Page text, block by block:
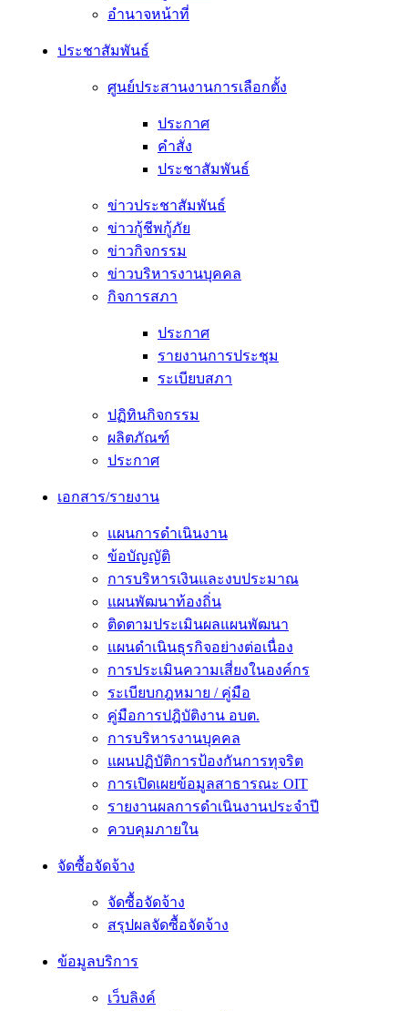
อํานาจหน้าที่
ประชาสัมพันธ์
ศูนย์ประสานงานการเลือกตั้ง
ประกาศ
คำสั่ง
ประชาสัมพันธ์
ข่าวประชาสัมพันธ์
ข่าวกู้ชีพกู้ภัย
ข่าวกิจกรรม
ข่าวบริหารงานบุคคล
กิจการสภา
ประกาศ
รายงานการประชุม
ระเบียบสภา
ปฏิทินกิจกรรม
ผลิตภัณฑ์
ประกาศ
เอกสาร/รายงาน
แผนการดำเนินงาน
ข้อบัญญัติ
การบริหารเงินและงบประมาณ
แผนพัฒนาท้องถิ่น
ติดตามประเมินผลแผนพัฒนา
แผนดำเนินธุรกิจอย่างต่อเนื่อง
การประเมินความเสี่ยงในองค์กร
ระเบียบกฎหมาย / คู่มือ
คู่มือการปฎิบัติงาน อบต.
การบริหารงานบุคคล
แผนปฏิบัติการป้องกันการทุจริต
การเปิดเผยข้อมูลสาธารณะ OIT
รายงานผลการดำเนินงานประจำปี
ควบคุมภายใน
จัดซื้อจัดจ้าง
จัดซื้อจัดจ้าง
สรุปผลจัดซื้อจัดจ้าง
ข้อมูลบริการ
เว็บลิงค์